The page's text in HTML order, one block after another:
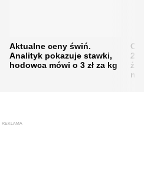
Aktualne ceny świń.
Analityk pokazuje stawki,
hodowca mówi o 3 zł za kg
REKLAMA